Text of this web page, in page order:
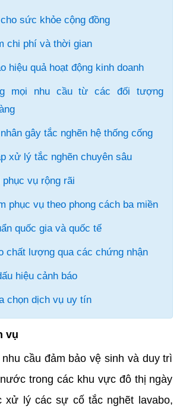
sức khỏe cộng đồng
chi phí và thời gian
hiệu quả hoạt động kinh doanh
mọi nhu cầu từ các đối tượng
gây tắc nghẽn hệ thống cống
xử lý tắc nghẽn chuyên sâu
phục vụ rộng rãi
phục vụ theo phong cách ba miền
quốc gia và quốc tế
chất lượng qua các chứng nhận
hiệu cảnh báo
chọn dịch vụ uy tín
vụ
cầu đảm bảo vệ sinh và duy trì
trong các khu vực đô thị ngày
xử lý các sự cố tắc nghẽt lavabo,